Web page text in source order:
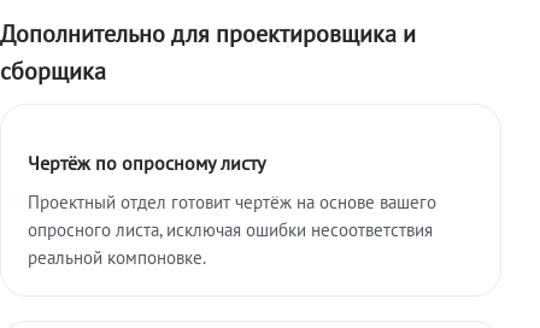
Дополнительно для проектировщика и
сборщика
Чертёж по опросному листу
Проектный отдел готовит чертёж на основе вашего
опросного листа, исключая ошибки несоответствия
реальной компоновке.